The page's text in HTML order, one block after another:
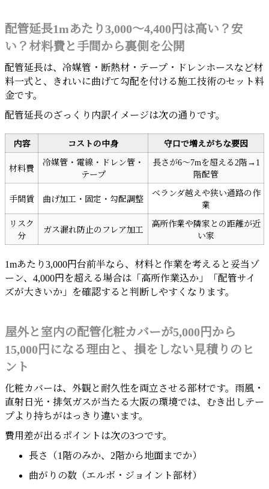
配管延長1mあたり3,000～4,400円は高い？安
い？材料費と手間から裏側を公開
配管延長は、冷媒管・断熱材・テープ・ドレンホースなど材
料一式と、きれいに曲げて勾配を付ける施工技術のセット料
金です。
配管延長のざっくり内訳イメージは次の通りです。
内容 コストの中身 守口で増えがちな要因
材料費
冷媒管・電線・ドレン管・
テープ
長さが6～7mを超える2階→1
階配管
手間賃 曲げ加工・固定・勾配調整
ベランダ越えや狭い通路の作
業
リスク
分
ガス漏れ防止のフレア加工
高所作業や隣家との距離が近
い家
1mあたり3,000円台前半なら、材料と作業を考えると妥当ゾ
ーン、4,000円を超える場合は「高所作業込か」「配管サイ
ズが大きいか」を確認すると判断しやすくなります。
屋外と室内の配管化粧カバーが5,000円から
15,000円になる理由と、損をしない見積りのヒ
ント
化粧カバーは、外観と耐久性を両立させる部材です。雨風・
直射日光・排気ガスが当たる大阪の環境では、むき出しテー
プより持ちがはっきり違います。
費用差が出るポイントは次の3つです。
長さ（1階のみか、2階から地面までか）
曲がりの数（エルボ・ジョイント部材）